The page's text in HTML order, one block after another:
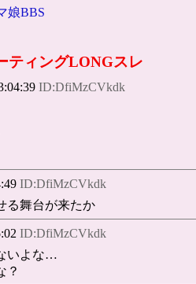
娘BBS
ティングLONGスレ
ID:DfiMzCVkdk
ID:DfiMzCVkdk
る舞台が来たか
ID:DfiMzCVkdk
いよな…
？